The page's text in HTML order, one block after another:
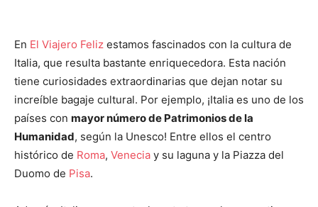
En El Viajero Feliz estamos fascinados con la cultura de
Italia, que resulta bastante enriquecedora. Esta nación
tiene curiosidades extraordinarias que dejan notar su
increíble bagaje cultural. Por ejemplo, ¡Italia es uno de los
países con mayor número de Patrimonios de la
Humanidad, según la Unesco! Entre ellos el centro
histórico de Roma, Venecia y su laguna y la Piazza del
Duomo de Pisa.